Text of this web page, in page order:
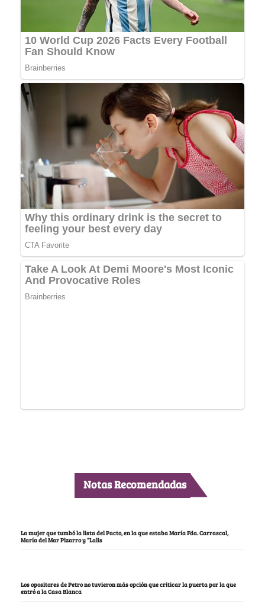
Notas Recomendadas
La mujer que tumbó la lista del Pacto, en la que estaba María Fda. Carrascal,
María del Mar Pizarro y “Lalis
Los opositores de Petro no tuvieron más opción que criticar la puerta por la que
entró a la Casa Blanca